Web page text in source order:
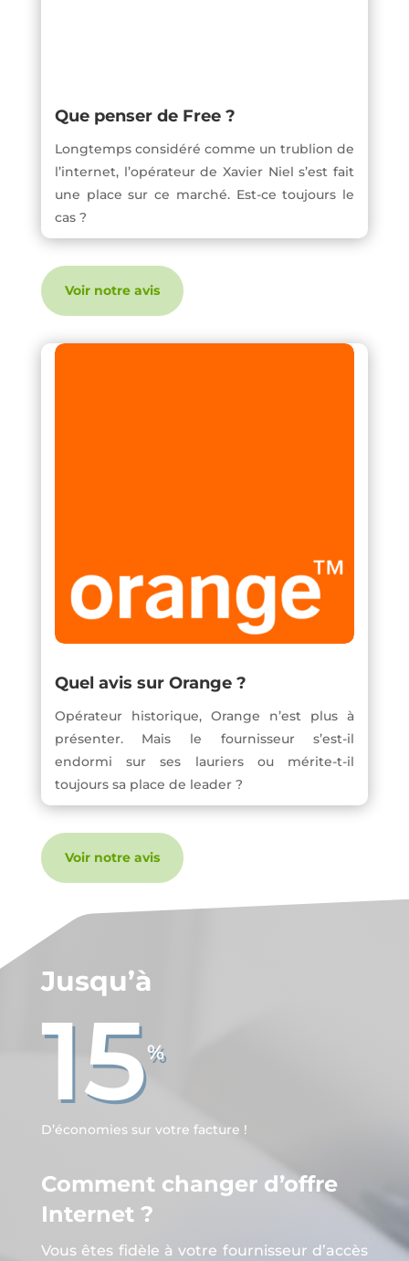
Que penser de Free ?
Longtemps considéré comme un trublion de
l’internet, l’opérateur de Xavier Niel s’est fait
une place sur ce marché. Est-ce toujours le
cas ?
Voir notre avis
Quel avis sur Orange ?
Opérateur historique, Orange n’est plus à
présenter. Mais le fournisseur s’est-il
endormi sur ses lauriers ou mérite-t-il
toujours sa place de leader ?
Voir notre avis
Jusqu’à
15%
D’économies sur votre facture !
Comment changer d’offre
Internet ?
Vous êtes fidèle à votre fournisseur d’accès